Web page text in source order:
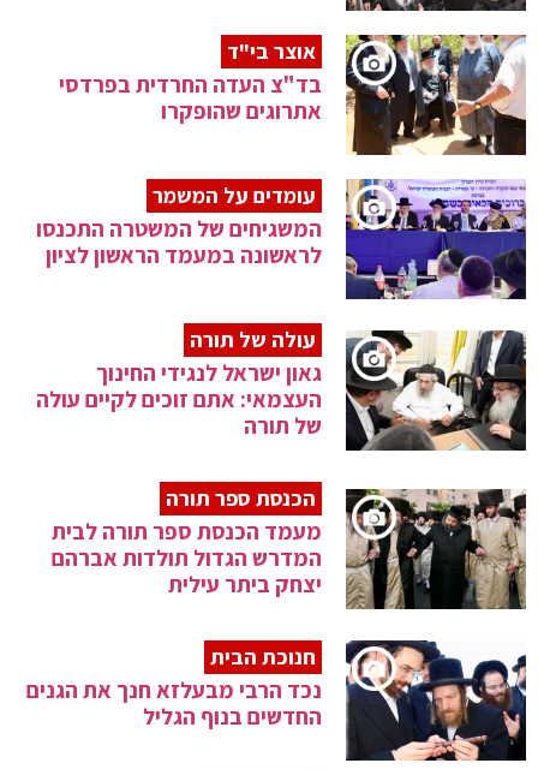
אוצר בי"ד
בד"צ העדה החרדית בפרדסי
אתרוגים שהופקרו
עומדים על המשמר
המשגיחים של המשטרה התכנסו
לראשונה במעמד הראשון לציון
עולה של תורה
גאון ישראל לנגידי החינוך
העצמאי: אתם זוכים לקיים עולה
של תורה
הכנסת ספר תורה
מעמד הכנסת ספר תורה לבית
המדרש הגדול תולדות אברהם
יצחק ביתר עילית
חנוכת הבית
נכד הרבי מבעלזא חנך את הגנים
החדשים בנוף הגליל